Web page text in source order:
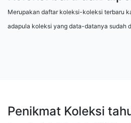
Merupakan daftar koleksi-koleksi terbaru
adapula koleksi yang data-datanya sudah
Penikmat Koleksi